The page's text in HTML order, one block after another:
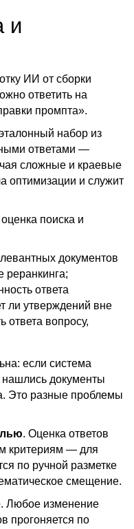
и
ИИ от сборки
ответить на
промпта».
набор из
ответами —
сложные и краевые
оптимизации и служит
поиска и
документов
реранкинга;
ответа
ли утверждений вне
ответа вопросу,
если система
нашлись документы
Это разные проблемы
. Оценка ответов
критериям — для
по ручной разметке
смещение.
. Любое изменение
прогоняется по